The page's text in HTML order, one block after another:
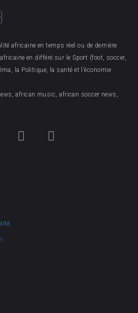
africaine en temps réel ou de dernière
en différé sur le Sport (foot, soccer,
la Politique, la santé et l’économie
african music, african soccer news,